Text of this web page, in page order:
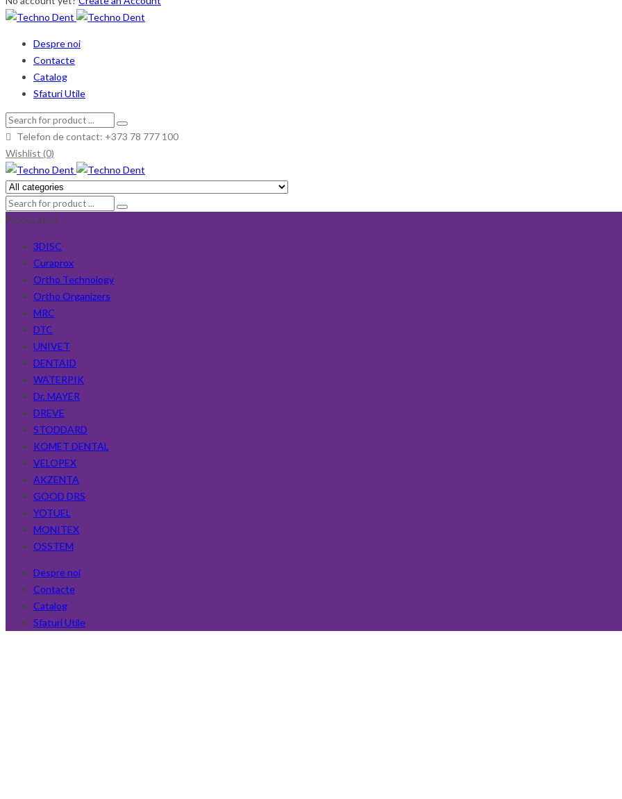
Despre noi
Contacte
Catalog
Sfaturi Utile
Telefon de contact: +373 78 777 100
Wishlist (0)
Producători
3DISC
Curaprox
Ortho Technology
Ortho Organizers
MRC
DTC
UNIVET
DENTAID
WATERPIK
Dr. MAYER
DREVE
STODDARD
KOMET DENTAL
VELOPEX
AKZENTA
GOOD DRS
YOTUEL
MONITEX
OSSTEM
Despre noi
Contacte
Catalog
Sfaturi Utile